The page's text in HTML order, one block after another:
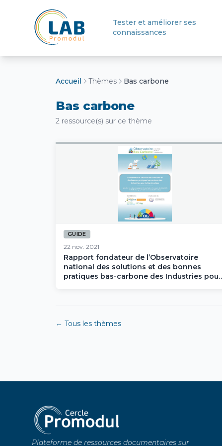
Retour à l'accueil
Tester et améliorer ses
connaissances
Accueil Thèmes Bas carbone
Bas carbone
2 ressource(s) sur ce thème
GUIDE
22 nov. 2021
Rapport fondateur de l’Observatoire
national des solutions et des bonnes
pratiques bas-carbone des Industries pour
← Tous les thèmes
Plateforme de ressources documentaires sur